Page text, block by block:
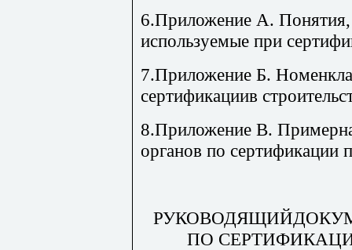
6.Приложение А.
используемые при
7.Приложение Б.
сертификациив
8.Приложение В. При
органов по сертификации
ПО